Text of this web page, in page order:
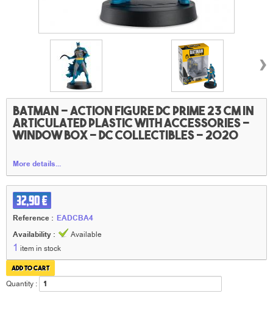
›
Batman - Action figure DC Prime 23 cm in
articulated plastic with accessories -
window box - DC collectibles - 2020
More details...
32,90 €
Reference : EADCBA4
Availability :
Available
1 item in stock
Quantity :